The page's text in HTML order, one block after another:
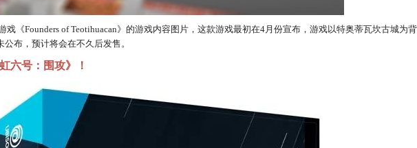
戏《Founders of Teotihuacan》的游戏内容图片，这款游戏最初在4月份宣布，游戏以特奥蒂瓦坎古城为
布，预计将会在不久后发售。
六号：围攻》！